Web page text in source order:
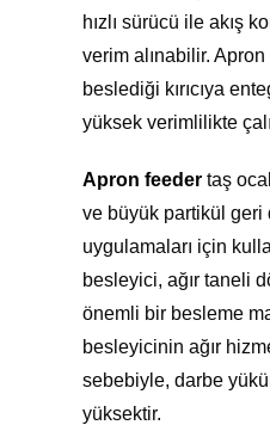
hızlı sürücü ile akış
verim alınabilir.
beslediği kırıcıya
yüksek verimlilikte
Apron feedertaş
ve büyük partikül geri
uygulamaları için
besleyici, ağır taneli
önemli bir besleme
besleyicinin ağır
sebebiyle, darbe
yüksektir.